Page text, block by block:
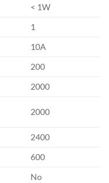
< 1W
1
10A
200
2000
2000
2400
600
No